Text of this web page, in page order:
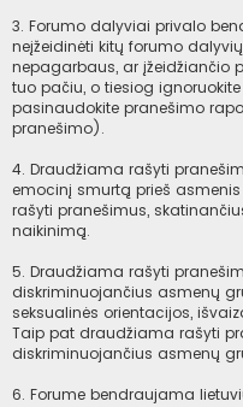
3. Forumo dalyviai privalo
neįžeidinėti kitų forumo
nepagarbaus, ar įžeidžiančio
tuo pačiu, o tiesiog
pasinaudokite pranešimo
pranešimo).
4. Draudžiama rašyti
emocinį smurtą prieš
rašyti pranešimus,
naikinimą.
5. Draudžiama rašyti
diskriminuojančius asmenų
seksualinės orientacijos,
Taip pat draudžiama rašyti
diskriminuojančius asmenų
6. Forume bendraujama